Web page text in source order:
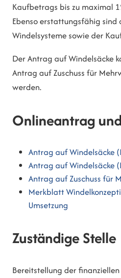
Kaufbetrags bis zu maximal
Ebenso erstattungsfähig
Windelsysteme sowie der
Der Antrag auf Windelsäcke
Antrag auf Zuschuss für
werden.
Onlineantrag
Antrag auf Windelsäcke
Antrag auf Windelsäcke
Antrag auf Zuschuss für
Merkblatt
Umsetzung
Zuständige Stelle
Bereitstellung der